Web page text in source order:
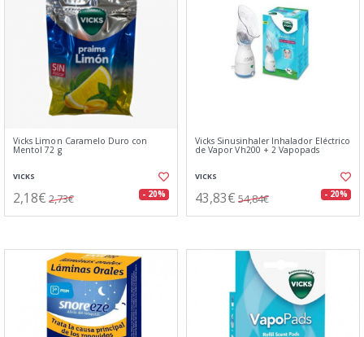
Vicks Limon Caramelo Duro con
Mentol 72 g
VICKS
2,18€ 2,73€ - 20%
Vicks Sinusinhaler Inhalador Eléctrico
de Vapor Vh200 + 2 Vapopads
VICKS
43,83€ 54,84€ - 20%